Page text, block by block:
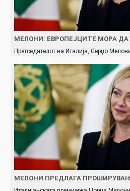
МЕЛОНИ: ЕВРОПЕЈЦИТЕ МОРА ДА
Претседателот на Италија, Серџо
МЕЛОНИ ПРЕДЛАГА